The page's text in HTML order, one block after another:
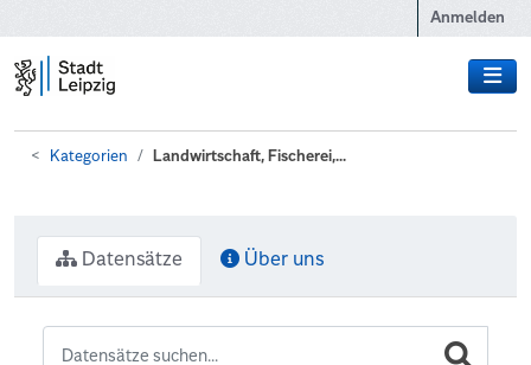
Anmelden
Kategorien Landwirtschaft, Fischerei,...
Datensätze Über uns